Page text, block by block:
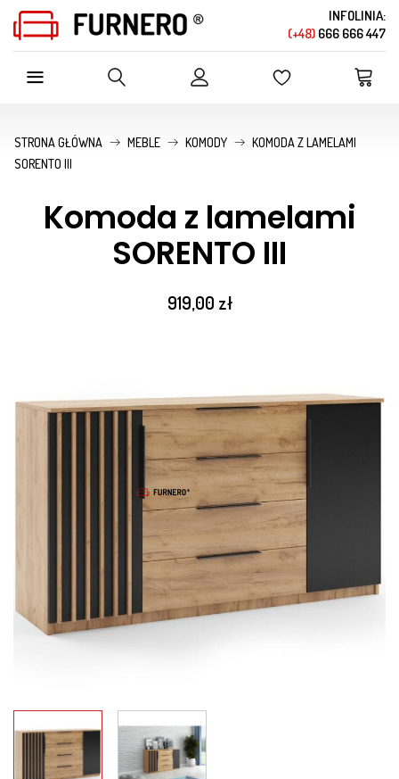
INFOLINIA:
(+48) 666 666 447
SZUKAJ W OFERCIE SKLEPU
STRONA GŁÓWNA MEBLE KOMODY
KOMODA Z LAMELAMI
SORENTO III
Komoda z lamelami
SORENTO III
919,00 zł